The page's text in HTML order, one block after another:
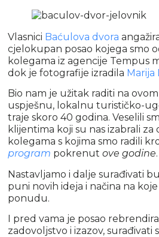
Vlasnici Baćulova dvora
cjelokupan posao kojega smo
kolegama iz agencije Tempus
dok je fotografije izradila Marija
Bio nam je užitak raditi na
uspješnu, lokalnu turističko-
traje skoro 40 godina. Veselili
klijentima koji su nas izabrali za
kolegama s kojima smo radili
program pokrenutove godine.
Nastavljamo i dalje surađivati
puni novih ideja i načina na
ponudu.
I pred vama je posao
zadovoljstvo i izazov, surađivati